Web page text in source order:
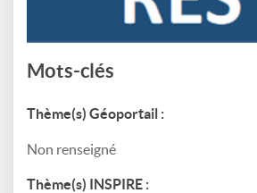
Mots-clés
Thème(s) Géoportail :
Non renseigné
Thème(s) INSPIRE :